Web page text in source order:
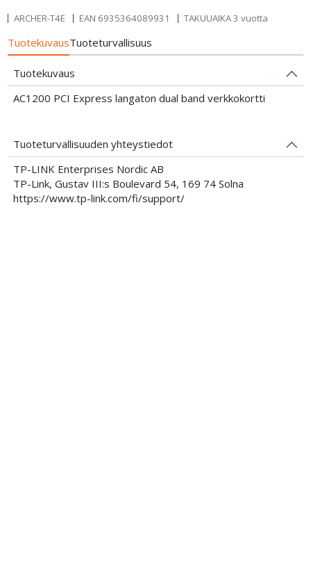
ARCHER-T4E EAN 6935364089931 TAKUUAIKA 3 vuotta
TuotekuvausTuoteturvallisuus
Tuotekuvaus
AC1200 PCI Express langaton dual band verkkokortti
Tuoteturvallisuuden yhteystiedot
TP-LINK Enterprises Nordic AB
TP-Link, Gustav III:s Boulevard 54, 169 74 Solna
https://www.tp-link.com/fi/support/